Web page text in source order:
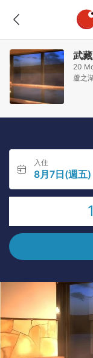
武
20
蘆之
入住
8月7日(週五)
1